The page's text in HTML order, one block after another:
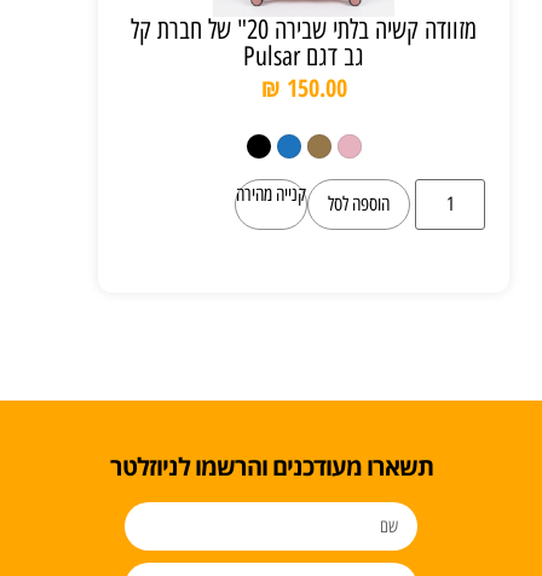
מזוודה קשיה בלתי שבירה 20" של חברת קל
גב דגם Pulsar
₪ 150.00
הוספה לסל קנייה מהירה
תשארו מעודכנים והרשמו לניוזלטר